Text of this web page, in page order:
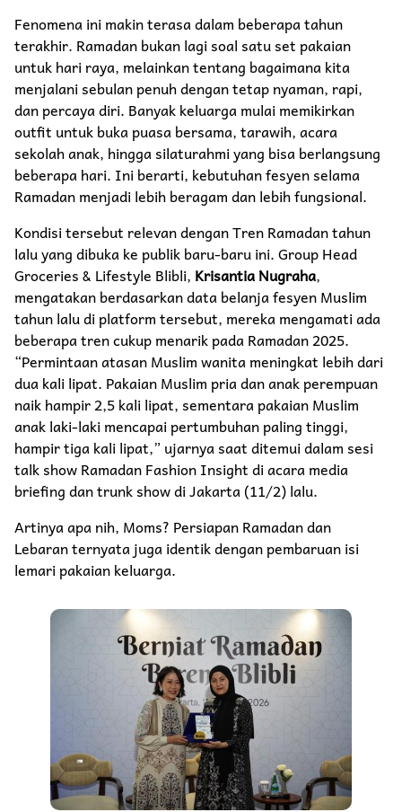
Fenomena ini makin terasa dalam beberapa tahun
terakhir. Ramadan bukan lagi soal satu set pakaian
untuk hari raya, melainkan tentang bagaimana kita
menjalani sebulan penuh dengan tetap nyaman, rapi,
dan percaya diri. Banyak keluarga mulai memikirkan
outfit untuk buka puasa bersama, tarawih, acara
sekolah anak, hingga silaturahmi yang bisa berlangsung
beberapa hari. Ini berarti, kebutuhan fesyen selama
Ramadan menjadi lebih beragam dan lebih fungsional.
Kondisi tersebut relevan dengan Tren Ramadan tahun
lalu yang dibuka ke publik baru-baru ini. Group Head
Groceries & Lifestyle Blibli, Krisantia Nugraha,
mengatakan berdasarkan data belanja fesyen Muslim
tahun lalu di platform tersebut, mereka mengamati ada
beberapa tren cukup menarik pada Ramadan 2025.
“Permintaan atasan Muslim wanita meningkat lebih dari
dua kali lipat. Pakaian Muslim pria dan anak perempuan
naik hampir 2,5 kali lipat, sementara pakaian Muslim
anak laki-laki mencapai pertumbuhan paling tinggi,
hampir tiga kali lipat,” ujarnya saat ditemui dalam sesi
talk show Ramadan Fashion Insight di acara media
briefing dan trunk show di Jakarta (11/2) lalu.
Artinya apa nih, Moms? Persiapan Ramadan dan
Lebaran ternyata juga identik dengan pembaruan isi
lemari pakaian keluarga.